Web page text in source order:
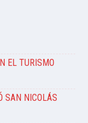
EL TURISMO
SAN NICOLÁS